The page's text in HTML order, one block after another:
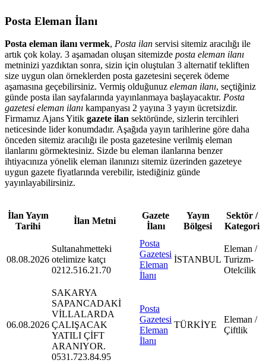
Posta Eleman İlanı
Posta eleman ilanı vermek, Posta ilan servisi sitemiz aracılığı ile
artık çok kolay. 3 aşamadan oluşan sitemizde posta eleman ilanı
metninizi yazdıktan sonra, sizin için oluştulan 3 alternatif tekliften
size uygun olan örneklerden posta gazetesini seçerek ödeme
aşamasına geçebilirsiniz. Vermiş olduğunuz eleman ilanı, seçtiğiniz
günde posta ilan sayfalarında yayınlanmaya başlayacaktır. Posta
gazetesi eleman ilanı kampanyası 2 yayına 3 yayın ücretsizdir.
Firmamız Ajans Yitik gazete ilan sektöründe, sizlerin tercihleri
neticesinde lider konumdadır. Aşağıda yayın tarihlerine göre daha
önceden sitemiz aracılığı ile posta gazetesine verilmiş eleman
ilanlarını görmektesiniz. Sizde bu eleman ilanlarına benzer
ihtiyacınıza yönelik eleman ilanınızı sitemiz üzerinden gazeteye
uygun gazete fiyatlarında verebilir, istediğiniz günde
yayınlayabilirsiniz.
İlan Yayın
Tarihi
İlan Metni
Gazete
İlanı
Yayın
Bölgesi
Sektör /
Kategori
08.08.2026
Sultanahmetteki
otelimize katçı
0212.516.21.70
Posta
Gazetesi
Eleman
İlanı
İSTANBUL
Eleman /
Turizm-
Otelcilik
06.08.2026
SAKARYA
SAPANCADAKİ
VİLLALARDA
ÇALIŞACAK
YATILI ÇİFT
ARANIYOR.
0531.723.84.95
Posta
Gazetesi
Eleman
İlanı
TÜRKİYE
Eleman /
Çiftlik